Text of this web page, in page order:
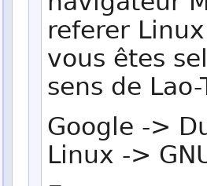
referer
vous êtes
sens de Lao-
Google ->
Linux ->